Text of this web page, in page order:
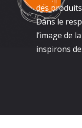
des
Dans le
l’image de
inspirons